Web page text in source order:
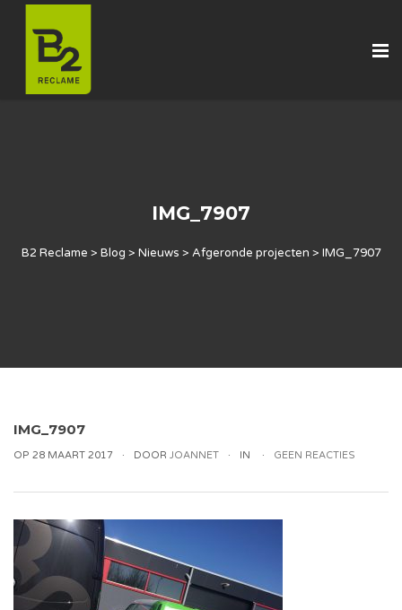
IMG_7907
B2 Reclame > Blog > Nieuws > Afgeronde projecten > IMG_7907
IMG_7907
OP 28 MAART 2017 DOOR JOANNET IN GEEN REACTIES